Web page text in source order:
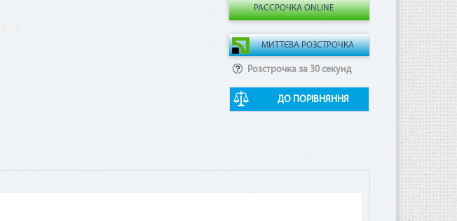
РАССРОЧКА ONLINE
Розстрочка за 30 секунд
ДО ПОРІВНЯННЯ
по сервисам «Мгновенная